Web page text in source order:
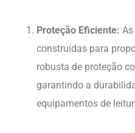
Os Aros e Caixas para
oferecem uma solução